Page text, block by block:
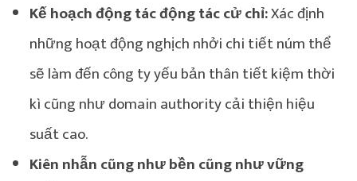
Kế hoạch động tác động tác cử chỉ:Xác định
những hoạt động nghịch nhởi chi tiết núm thể
sẽ làm đến công ty yếu bản thân tiết kiệm thời
kì cũng như domain authority cải thiện hiệu
suất cao.
Kiên nhẫn cũng như bền cũng như vững